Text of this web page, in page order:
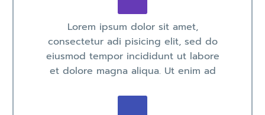
Lorem ipsum dolor sit amet,
consectetur adi pisicing elit, sed do
eiusmod tempor incididunt ut labore
et dolore magna aliqua. Ut enim ad